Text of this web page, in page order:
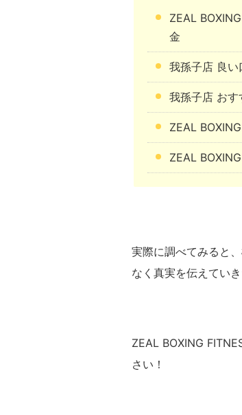
ZEAL
金
我孫子店 良い
我孫子店 おす
ZEAL
ZEAL
実際に調べてみると
なく真実を伝えていき
ZEAL BOXING
さい！